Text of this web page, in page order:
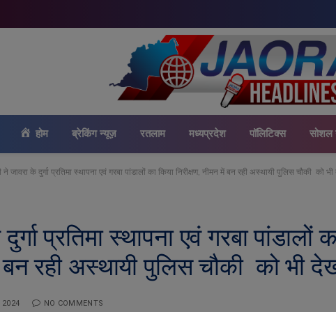
होम ब्रेकिंग न्यूज़ रतलाम मध्यप्रदेश पॉलिटिक्स सोशल
ने जावरा के दुर्गा प्रतिमा स्थापना एवं गरबा पांडालों का किया निरीक्षण, नीमन में बन रही अस्थायी पुलिस चौकी को भी
प्रतिमा स्थापना एवं गरबा पांडालों
बन रही अस्थायी पुलिस चौकी को भी
2024 NO COMMENTS